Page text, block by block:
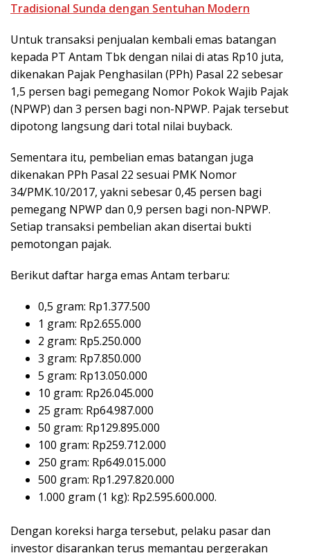
Tradisional Sunda dengan Sentuhan Modern
Untuk transaksi penjualan kembali emas batangan
kepada PT Antam Tbk dengan nilai di atas Rp10 juta,
dikenakan Pajak Penghasilan (PPh) Pasal 22 sebesar
1,5 persen bagi pemegang Nomor Pokok Wajib Pajak
(NPWP) dan 3 persen bagi non-NPWP. Pajak tersebut
dipotong langsung dari total nilai buyback.
Sementara itu, pembelian emas batangan juga
dikenakan PPh Pasal 22 sesuai PMK Nomor
34/PMK.10/2017, yakni sebesar 0,45 persen bagi
pemegang NPWP dan 0,9 persen bagi non-NPWP.
Setiap transaksi pembelian akan disertai bukti
pemotongan pajak.
Berikut daftar harga emas Antam terbaru:
0,5 gram: Rp1.377.500
1 gram: Rp2.655.000
2 gram: Rp5.250.000
3 gram: Rp7.850.000
5 gram: Rp13.050.000
10 gram: Rp26.045.000
25 gram: Rp64.987.000
50 gram: Rp129.895.000
100 gram: Rp259.712.000
250 gram: Rp649.015.000
500 gram: Rp1.297.820.000
1.000 gram (1 kg): Rp2.595.600.000.
Dengan koreksi harga tersebut, pelaku pasar dan
investor disarankan terus memantau pergerakan